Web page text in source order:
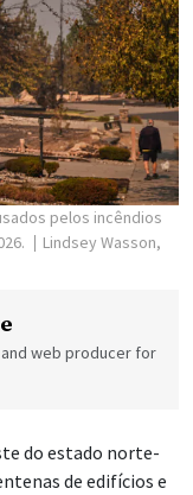
pelos incêndios
Lindsey Wasson,
web producer for
do estado norte-
de edifícios e